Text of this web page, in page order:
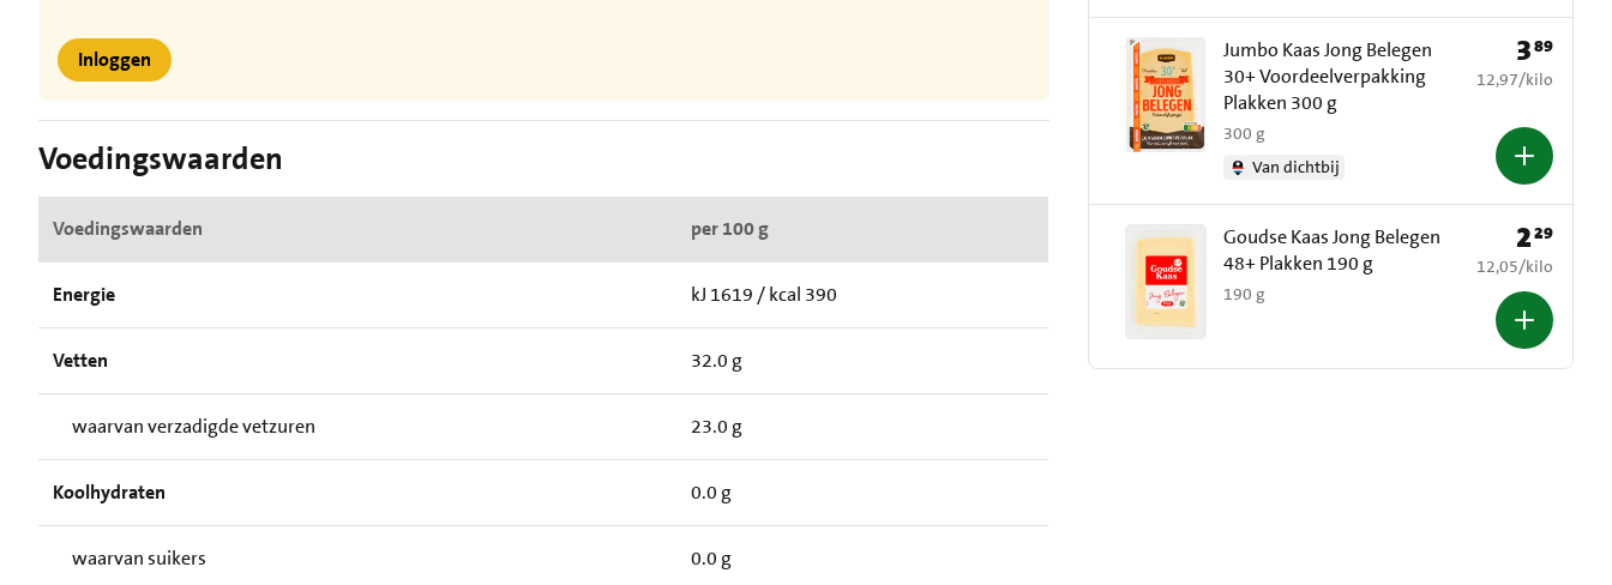
Inloggen
Voedingswaarden
Voedingswaarden per 100 g
Energie kJ 1619 / kcal 390
Vetten 32.0 g
waarvan verzadigde vetzuren 23.0 g
Koolhydraten 0.0 g
waarvan suikers 0.0 g
Jumbo Kaas Jong Belegen
30+ Voordeelverpakking
Plakken 300 g
300 g
Van dichtbij
Prijs: € 3,89
389
€ 12,97 per kilo
12,97/kilo
Goudse Kaas Jong Belegen
48+ Plakken 190 g
190 g
Prijs: € 2,29
229
€ 12,05 per kilo
12,05/kilo